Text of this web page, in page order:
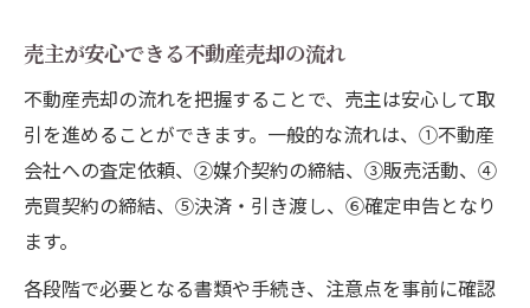
売主が安心できる不動産売却の流れ
不動産売却の流れを把握することで、売主は安心して取
引を進めることができます。一般的な流れは、①不動産
会社への査定依頼、②媒介契約の締結、③販売活動、④
売買契約の締結、⑤決済・引き渡し、⑥確定申告となり
ます。
各段階で必要となる書類や手続き、注意点を事前に確認